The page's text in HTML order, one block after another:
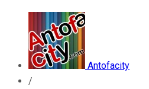
Antofacity
/